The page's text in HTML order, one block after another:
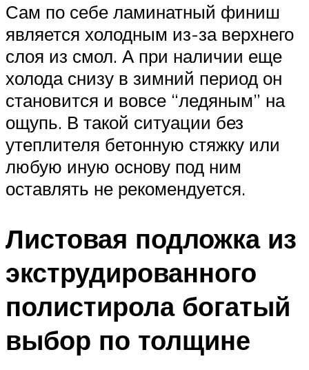
Сам по себе ламинатный финиш
является холодным из-за верхнего
слоя из смол. А при наличии еще
холода снизу в зимний период он
становится и вовсе “ледяным” на
ощупь. В такой ситуации без
утеплителя бетонную стяжку или
любую иную основу под ним
оставлять не рекомендуется.
Листовая подложка из
экструдированного
полистирола богатый
выбор по толщине